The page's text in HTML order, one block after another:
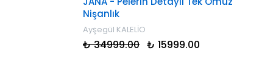
Nişanlık
Ayşegül KALELİO
₺ 34999.00 ₺ 15999.00